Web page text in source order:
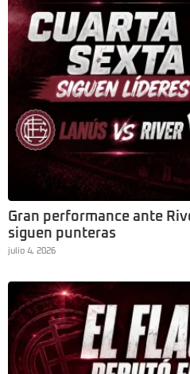
Gran performance ante
siguen punteras
julio 4, 2026